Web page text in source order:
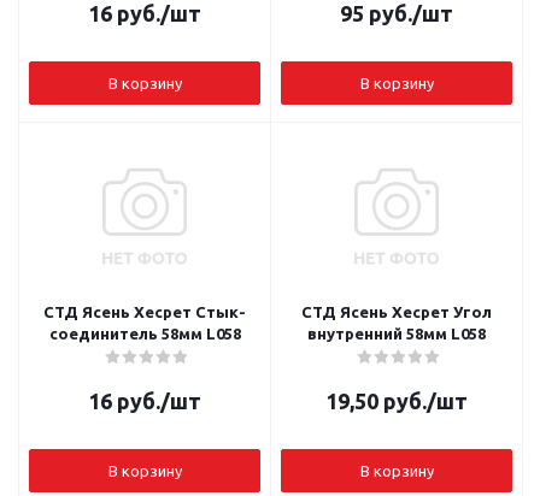
16 руб./шт
В корзину
95 руб./шт
В корзину
СТД Ясень Хесрет Стык-
соединитель 58мм L058
16 руб./шт
В корзину
СТД Ясень Хесрет Угол
внутренний 58мм L058
19,50 руб./шт
В корзину